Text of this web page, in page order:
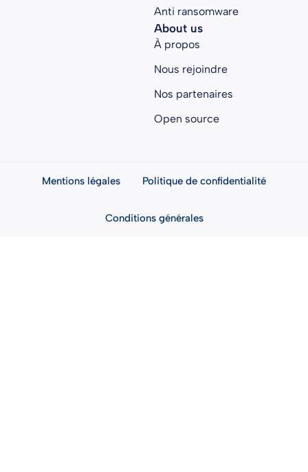
Anti ransomware
About us
À propos
Nous rejoindre
Nos partenaires
Open source
Mentions légales Politique de confidentialité
Conditions générales